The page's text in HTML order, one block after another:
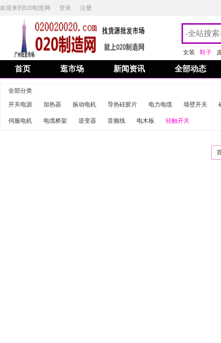
欢迎来到020制造网 登录 注册
女装 鞋子
首页 逛市场 新闻资讯 全部动态
全部分类
开关电源
加热器 振动电机 导热硅胶片 电力电缆 墙壁开关
伺服电机 电缆桥架 逆变器 音频线 电木板 轻触开关